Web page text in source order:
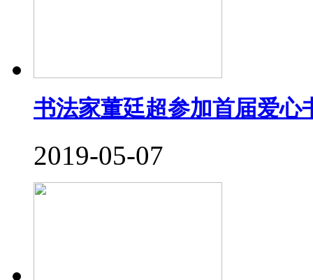
书法家董廷超参加首届爱心
2019-05-07